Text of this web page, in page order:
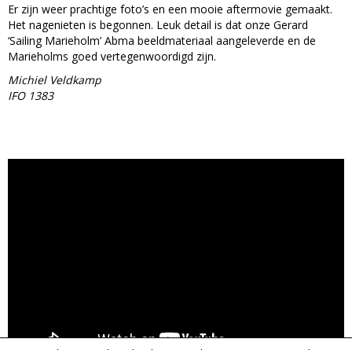
Er zijn weer prachtige foto’s en een mooie aftermovie gemaakt.
Het nagenieten is begonnen. Leuk detail is dat onze Gerard
‘Sailing Marieholm’ Abma beeldmateriaal aangeleverde en de
Marieholms goed vertegenwoordigd zijn.
Michiel Veldkamp
IFO 1383